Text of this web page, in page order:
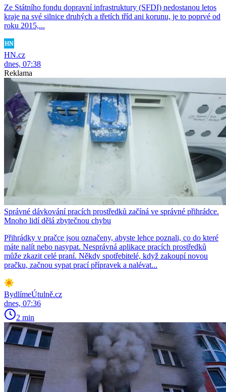
Ze Státního fondu dopravní infrastruktury (SFDI) nedostanou letos
kraje na své silnice druhých a třetích tříd ani korunu, je to poprvé od
roku 2015,...
HN.cz
dnes, 07:38
Reklama
Správné dávkování pracích prostředků začíná ve správné přihrádce.
Mnoho lidí dělá zbytečnou chybu
Přihrádky v pračce jsou označeny, abyste lehce poznali, co do které
máte nalít nebo nasypat. Nesprávná aplikace pracích prostředků
může zkazit celé praní. Někdy spotřebitelé, když zakoupí novou
pračku, začnou sypat prací přípravek a nalévat...
BydlímeÚtulně.cz
dnes, 07:36
2 min